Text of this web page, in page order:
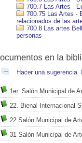
700.7 Las Artes -
700.75 Las Artes -
relacionados de las
700.8 Las artes
personas
en la
Hacer una sugerencia
1er. Salón Municipal de
22. Bienal Internacional
22 Salón Municipal de
31 Salón Municipal de